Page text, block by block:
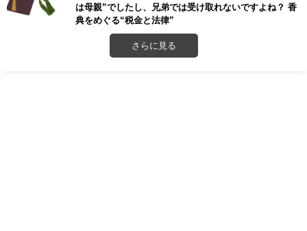
は母親”でしたし、兄弟では受け取れないですよね？ 香
典をめぐる“税金と法律”
さらに見る